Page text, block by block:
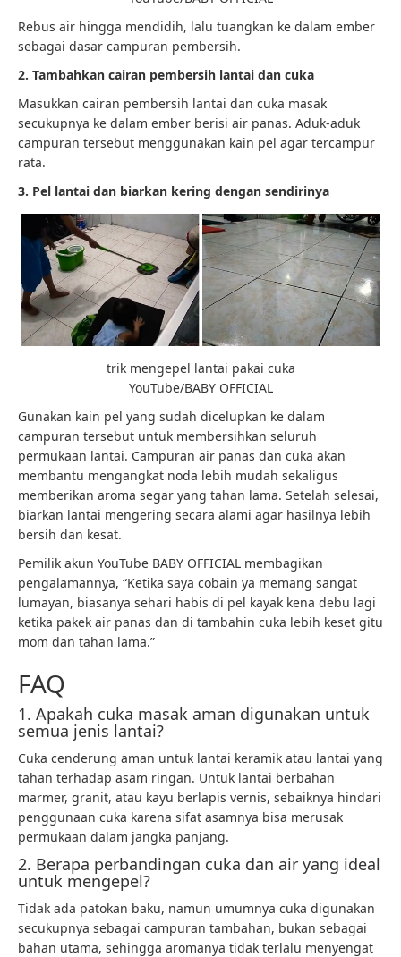
Rebus air hingga mendidih, lalu tuangkan ke dalam ember
sebagai dasar campuran pembersih.
2. Tambahkan cairan pembersih lantai dan cuka
Masukkan cairan pembersih lantai dan cuka masak
secukupnya ke dalam ember berisi air panas. Aduk-aduk
campuran tersebut menggunakan kain pel agar tercampur
rata.
3. Pel lantai dan biarkan kering dengan sendirinya
trik mengepel lantai pakai cuka
YouTube/BABY OFFICIAL
Gunakan kain pel yang sudah dicelupkan ke dalam
campuran tersebut untuk membersihkan seluruh
permukaan lantai. Campuran air panas dan cuka akan
membantu mengangkat noda lebih mudah sekaligus
memberikan aroma segar yang tahan lama. Setelah selesai,
biarkan lantai mengering secara alami agar hasilnya lebih
bersih dan kesat.
Pemilik akun YouTube BABY OFFICIAL membagikan
pengalamannya, “Ketika saya cobain ya memang sangat
lumayan, biasanya sehari habis di pel kayak kena debu lagi
ketika pakek air panas dan di tambahin cuka lebih keset gitu
mom dan tahan lama.”
FAQ
1. Apakah cuka masak aman digunakan untuk
semua jenis lantai?
Cuka cenderung aman untuk lantai keramik atau lantai yang
tahan terhadap asam ringan. Untuk lantai berbahan
marmer, granit, atau kayu berlapis vernis, sebaiknya hindari
penggunaan cuka karena sifat asamnya bisa merusak
permukaan dalam jangka panjang.
2. Berapa perbandingan cuka dan air yang ideal
untuk mengepel?
Tidak ada patokan baku, namun umumnya cuka digunakan
secukupnya sebagai campuran tambahan, bukan sebagai
bahan utama, sehingga aromanya tidak terlalu menyengat